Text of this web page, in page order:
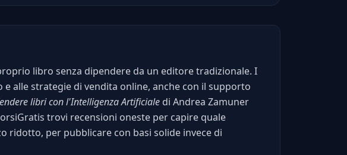
libro senza dipendere da un editore tradizionale. I
alle strategie di vendita online, anche con il supporto
libri con l'Intelligenza Artificiale di Andrea Zamuner
trovi recensioni oneste per capire quale
ridotto, per pubblicare con basi solide invece di